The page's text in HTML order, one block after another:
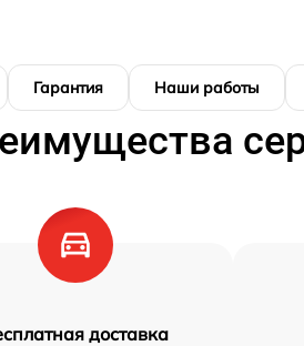
Гарантия Наши работы
доставка